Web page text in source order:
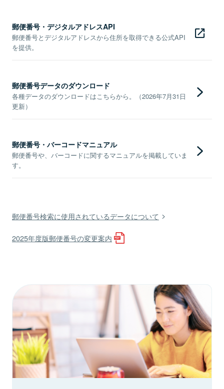
郵便番号・デジタルアドレスAPI
郵便番号とデジタルアドレスから住所を取得できる公式API
を提供。
郵便番号データのダウンロード
各種データのダウンロードはこちらから。（2026年7月31日
更新）
郵便番号・バーコードマニュアル
郵便番号や、バーコードに関するマニュアルを掲載していま
す。
郵便番号検索に使用されているデータについて
2025年度版郵便番号の変更案内